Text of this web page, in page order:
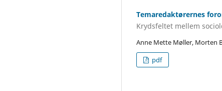
Temaredaktørernes
Krydsfeltet mellem
Anne Mette Møller, Morten
pdf